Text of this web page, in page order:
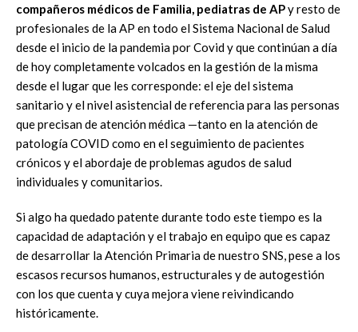
compañeros médicos de Familia, pediatras de APy resto de
profesionales de la AP en todo el Sistema Nacional de Salud
desde el inicio de la pandemia por Covid y que continúan a día
de hoy completamente volcados en la gestión de la misma
desde el lugar que les corresponde: el eje del sistema
sanitario y el nivel asistencial de referencia para las personas
que precisan de atención médica —tanto en la atención de
patología COVID como en el seguimiento de pacientes
crónicos y el abordaje de problemas agudos de salud
individuales y comunitarios.
Si algo ha quedado patente durante todo este tiempo es la
capacidad de adaptación y el trabajo en equipo que es capaz
de desarrollar la Atención Primaria de nuestro SNS, pese a los
escasos recursos humanos, estructurales y de autogestión
con los que cuenta y cuya mejora viene reivindicando
históricamente.